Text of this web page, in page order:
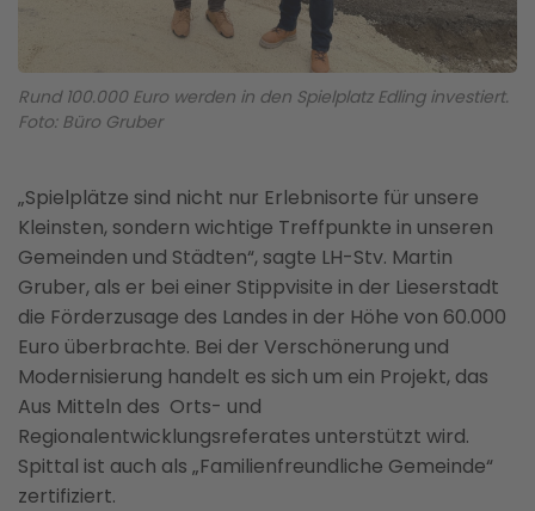
Rund 100.000 Euro werden in den Spielplatz Edling investiert.
Foto: Büro Gruber
„Spielplätze sind nicht nur Erlebnisorte für unsere
Kleinsten, sondern wichtige Treffpunkte in unseren
Gemeinden und Städten“, sagte LH-Stv. Martin
Gruber, als er bei einer Stippvisite in der Lieserstadt
die Förderzusage des Landes in der Höhe von 60.000
Euro überbrachte. Bei der Verschönerung und
Modernisierung handelt es sich um ein Projekt, das
Aus Mitteln des Orts- und
Regionalentwicklungsreferates unterstützt wird.
Spittal ist auch als „Familienfreundliche Gemeinde“
zertifiziert.